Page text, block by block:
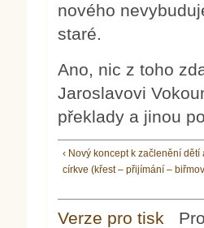
nového
staré.
Ano, nic z toho
Jaroslavovi
překlady a jinou
‹ Nový koncept k začlenění
církve (křest – přijímání –
Verze pro tisk